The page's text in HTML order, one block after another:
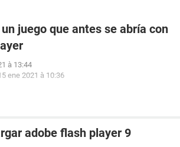
juego que antes se abría con
à 13:44
ene 2021 à 10:36
adobe flash player 9